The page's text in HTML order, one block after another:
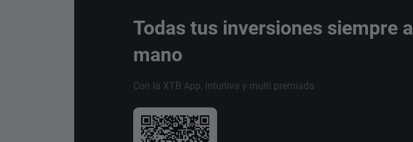
Todas tus inversiones siempre a
mano
Con la XTB App, intuitiva y multi premiada